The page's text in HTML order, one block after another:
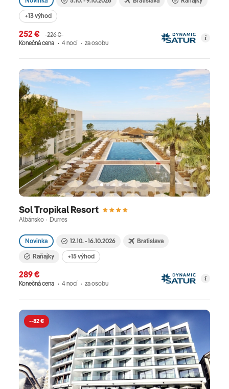
+13 výhod
252 €
226 €
Konečná cena
4 nocí za osobu
Sol Tropikal Resort
Albánsko · Durres
Novinka 12.10. - 16.10.2026 Bratislava
Raňajky +15 výhod
289 €
Konečná cena 4 nocí za osobu
--82 €